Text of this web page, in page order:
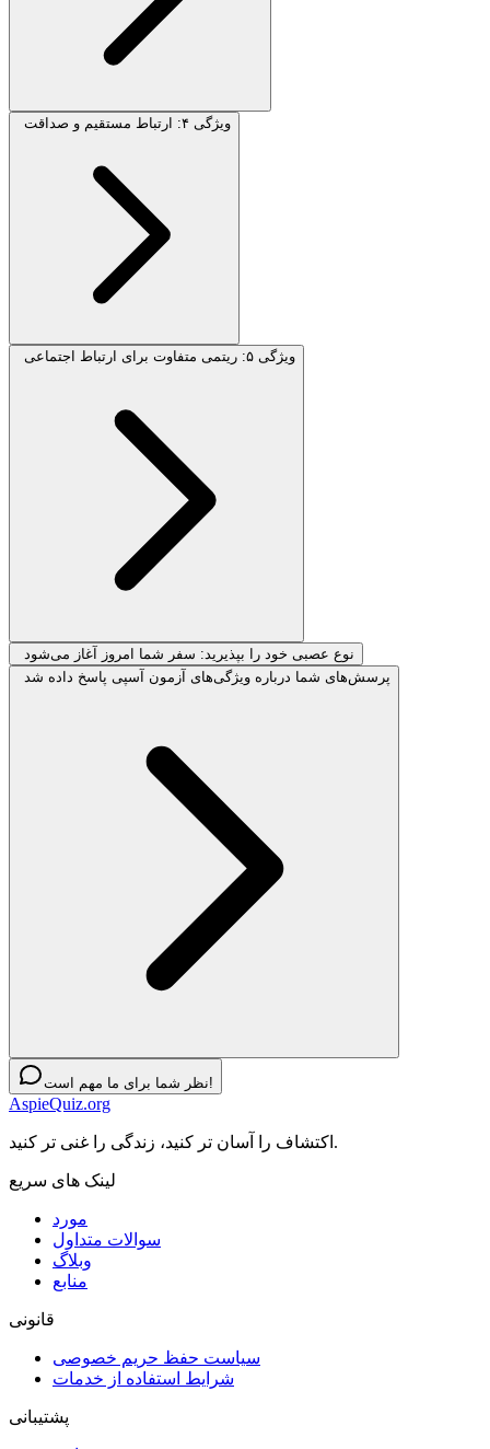
ویژگی ۴: ارتباط مستقیم و صداقت
ویژگی ۵: ریتمی متفاوت برای ارتباط اجتماعی
نوع عصبی خود را بپذیرید: سفر شما امروز آغاز می‌شود
پرسش‌های شما درباره ویژگی‌های آزمون آسپی پاسخ داده شد
نظر شما برای ما مهم است!
AspieQuiz.org
اکتشاف را آسان تر کنید، زندگی را غنی تر کنید.
لینک های سریع
مورد
سوالات متداول
وبلاگ
منابع
قانونی
سیاست حفظ حریم خصوصی
شرایط استفاده از خدمات
پشتیبانی